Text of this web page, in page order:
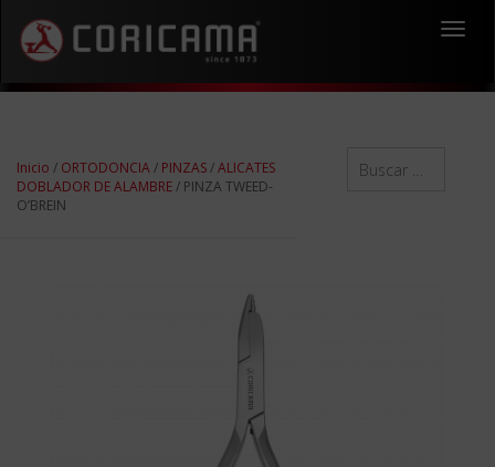
Inicio / ORTODONCIA/ PINZAS/ALICATES
DOBLADOR DE ALAMBRE/ PINZA TWEED-
O’BREIN